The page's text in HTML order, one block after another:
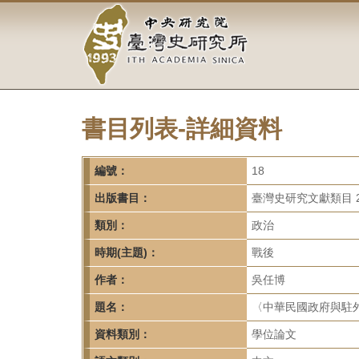
容
中
央
研
究
院-
臺
灣
史
研
究
所-
書目列表-詳細資料
編號： 18
出版書目： 臺灣史研究文獻類目
類別： 政治
時期(主題)： 戰後
作者： 吳任博
題名： 〈中華民國政府與
資料類別： 學位論文